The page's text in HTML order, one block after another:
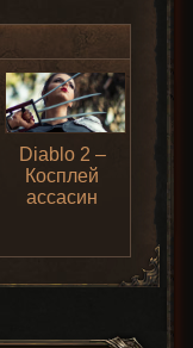
Diablo 2 –
Косплей
ассасин